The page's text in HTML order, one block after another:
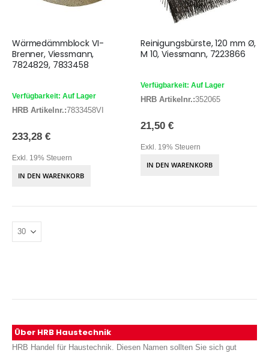
Wärmedämmblock VI-
Brenner, Viessmann,
7824829, 7833458
Verfügbarkeit: Auf Lager
HRB Artikelnr.:7833458VI
233,28 €
Exkl. 19% Steuern
IN DEN WARENKORB
Reinigungsbürste, 120 mm Ø,
M 10, Viessmann, 7223866
Verfügbarkeit: Auf Lager
HRB Artikelnr.:352065
21,50 €
Exkl. 19% Steuern
IN DEN WARENKORB
Über HRB Haustechnik
HRB Handel für Haustechnik. Diesen Namen sollten Sie sich gut